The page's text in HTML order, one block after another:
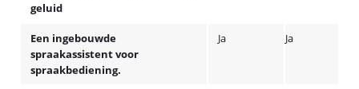
geluid
Een ingebouwde
spraakassistent voor
spraakbediening.
Ja Ja